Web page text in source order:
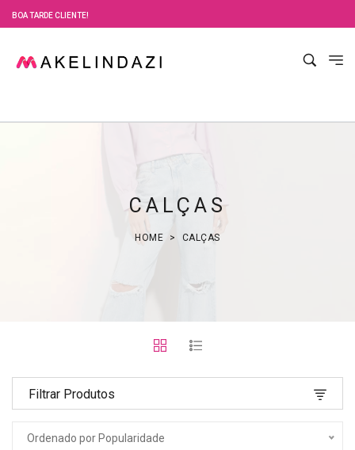
BOA TARDE CLIENTE!
CALÇAS
HOME CALÇAS
Filtrar Produtos
Ordenado por Popularidade